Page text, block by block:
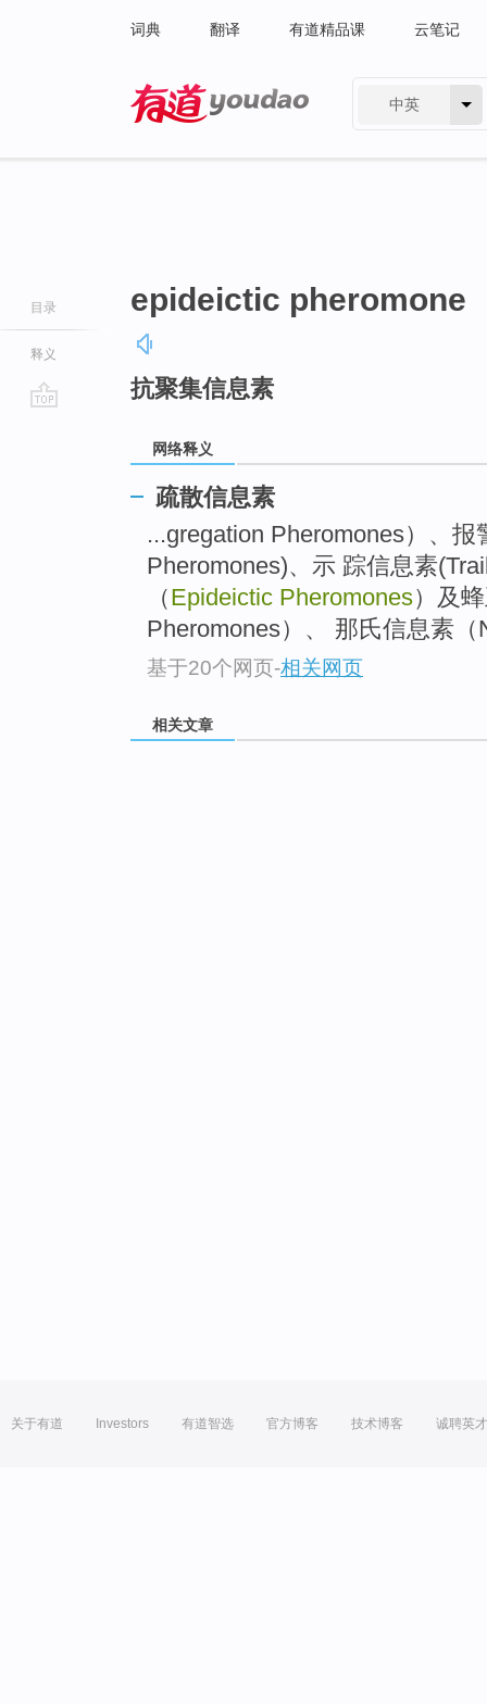
词典 翻译 有道精品课 云笔记
中英
目录
释义
epideictic pheromone
抗聚集信息素
网络释义
疏散信息素
...gregation Pheromones）、报
Pheromones)、示 踪信息素
（Epideictic Pheromones）及
Pheromones）、 那氏信息素
基于20个网页-相关网页
相关文章
关于有道 Investors 有道智选 官方博客 技术博客 诚聘英才